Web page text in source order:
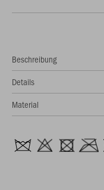
Beschreibung
Details
Material